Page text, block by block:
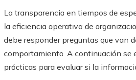
La transparencia en tiempos de
la eficiencia operativa de
debe responder preguntas que van
comportamiento. A continuación se
prácticas para evaluar si la